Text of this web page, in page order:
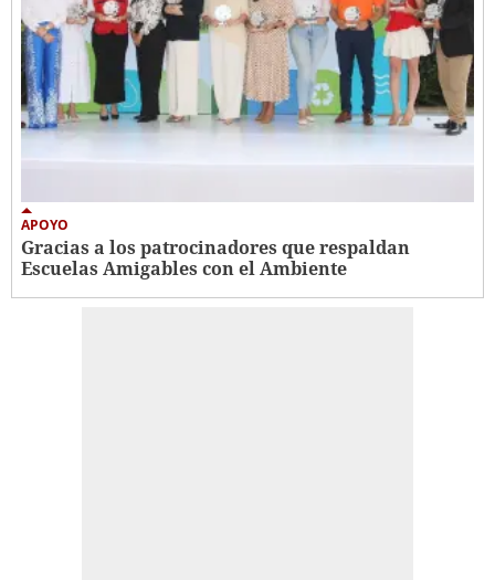
APOYO
Gracias a los patrocinadores que respaldan
Escuelas Amigables con el Ambiente